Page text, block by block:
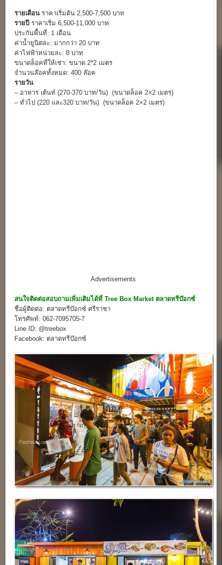
รายเดือน ราคาเริ่มต้น 2,500-7,500 บาท
รายปี ราคาเริ่ม 6,500-11,000 บาท
ประกันพื้นที่: 1 เดือน
ค่าน้ำยูนิตละ: มากกว่า 20 บาท
ค่าไฟฟ้าหน่วยละ: 8 บาท
ขนาดล็อคที่ให้เช่า: ขนาด 2*2 เมตร
จำนวนล๊อคทั้งหมด: 400 ล๊อค
รายวัน
– อาหาร เต้นท์ (270-370 บาท/วัน) (ขนาดล็อค 2×2 เมตร)
– ทั่วไป (220 และ320 บาท/วัน) (ขนาดล็อค 2×2 เมตร)
Advertisements
สนใจติดต่อสอบถามเพิ่มเติมได้ที่ Tree Box Market ตลาดทรีบ๊อกซ์
ชื่อผู้ติดต่อ: ตลาดทรีบ๊อกซ์ ศรีราชา
โทรศัพท์: 062-7095705-7
Line ID: @treebox
Facebook: ตลาดทรีบ๊อกซ์